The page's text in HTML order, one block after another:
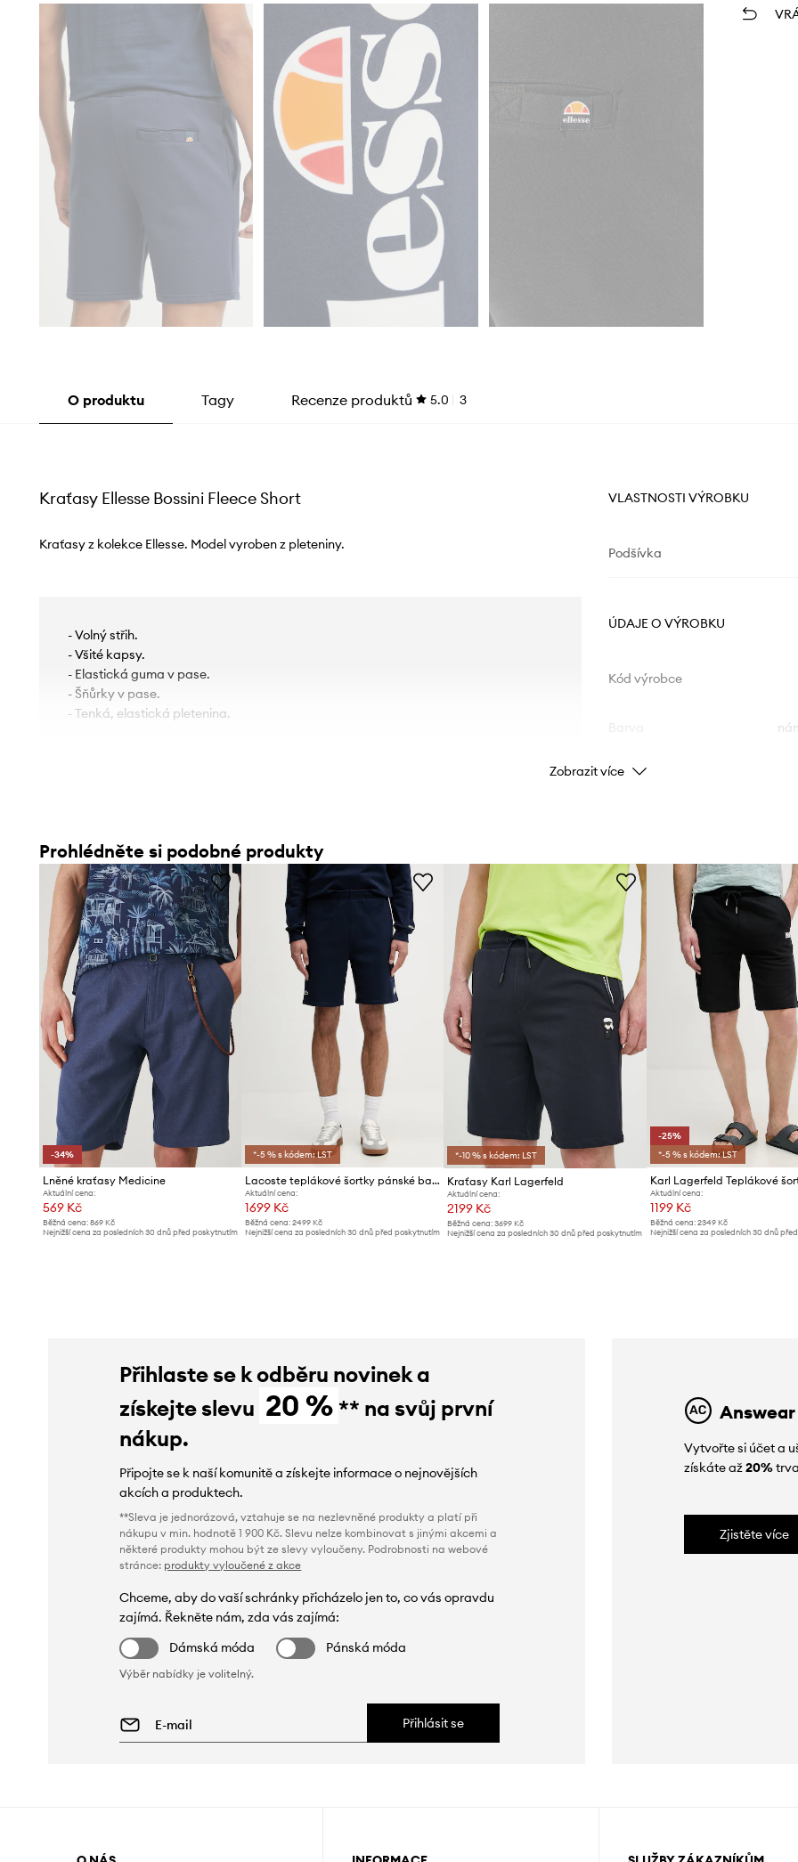
O produktu Tagy Recenze produktů 5.0 3
Kraťasy Ellesse Bossini Fleece Short
Kraťasy z kolekce Ellesse. Model vyroben z pleteniny.
- Volný střih.
- Všité kapsy.
- Elastická guma v pase.
- Šňůrky v pase.
- Tenká, elastická pletenina.
VLASTNOSTI VÝROBKU
Podšívka
ÚDAJE O VÝROBKU
Kód výrobce
Značka
Zobrazit více
Prohlédněte si podobné produkty
-34%
Lněné kraťasy Medicine
Aktuální cena:
569 Kč
Běžná cena: 869 Kč
Nejnižší cena za posledních 30 dnů před poskytnutím
*-5 % s kódem: LST
Lacoste teplákové šortky pánské bavlněné
Aktuální cena:
1699 Kč
Běžná cena:2499 Kč
Nejnižší cena za posledních 30 dnů před poskytnutím
*-10 % s kódem: LST
Kraťasy Karl Lagerfeld
Aktuální cena:
2199 Kč
Běžná cena: 3699 Kč
Nejnižší cena za posledních 30 dnů před poskytnutím
-25%
*-5 % s kódem: LST
Aktuální cena:
1199 Kč
Běžná cena: 2349 Kč
Nejnižší cena za posledních 30 dnů
Přihlaste se k odběru novinek a
získejte slevu 20 % ** na svůj první
nákup.
Připojte se k naší komunitě a získejte informace o nejnovějších
akcích a produktech.
**Sleva je jednorázová, vztahuje se na nezlevněné produkty a platí při
nákupu v min. hodnotě 1 900 Kč. Slevu nelze kombinovat s jinými akcemi a
některé produkty mohou být ze slevy vyloučeny. Podrobnosti na webové
stránce: produkty vyloučené z akce
Chceme, aby do vaší schránky přicházelo jen to, co vás opravdu
zajímá. Řekněte nám, zda vás zajímá:
Dámská móda
Pánská móda
Výběr nabídky je volitelný.
Přihlásit se
Vytvořte si účet a
získáte až20%
Zjistěte více